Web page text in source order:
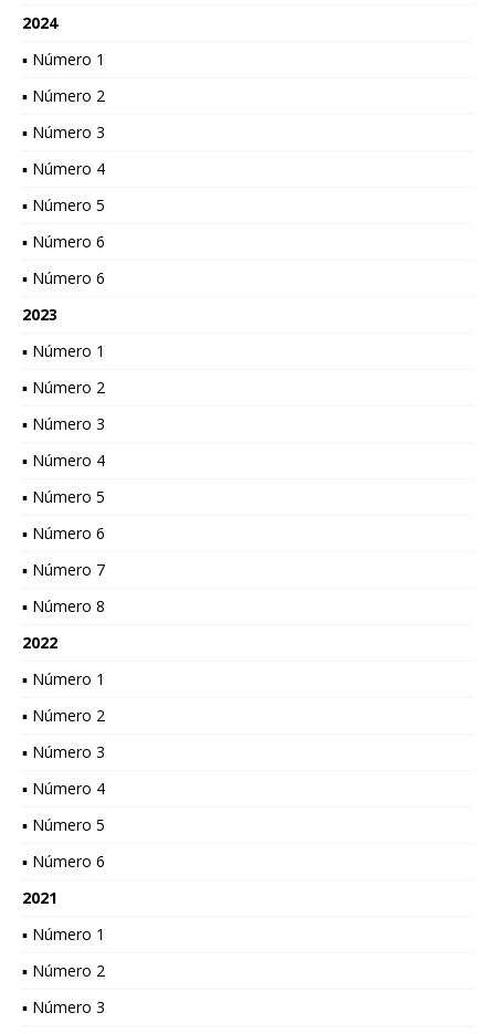
2024
▪ Número 1
▪ Número 2
▪ Número 3
▪ Número 4
▪ Número 5
▪ Número 6
▪ Número 6
2023
▪ Número 1
▪ Número 2
▪ Número 3
▪ Número 4
▪ Número 5
▪ Número 6
▪ Número 7
▪ Número 8
2022
▪ Número 1
▪ Número 2
▪ Número 3
▪ Número 4
▪ Número 5
▪ Número 6
2021
▪ Número 1
▪ Número 2
▪ Número 3